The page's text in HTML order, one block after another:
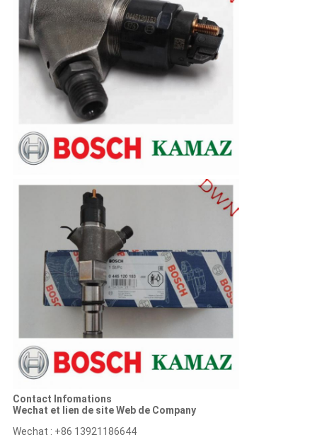
Contact Infomations
Wechat et lien de site Web de Company
Wechat : +86 13921186644